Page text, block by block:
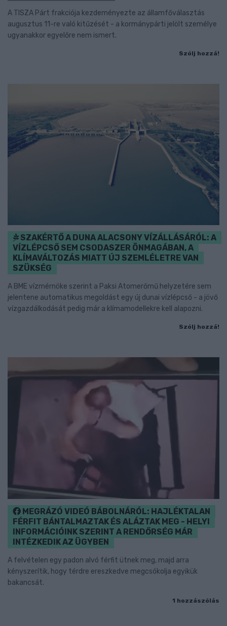
A TISZA Párt frakciója kezdeményezte az államfőválasztás
augusztus 11-re való kitűzését - a kormánypárti jelölt személye
ugyanakkor egyelőre nem ismert.
Szólj hozzá!
SZAKÉRTŐ A DUNA ALACSONY VÍZÁLLÁSÁRÓL: A
VÍZLÉPCSŐ SEM CSODASZER ÖNMAGÁBAN, A
KLÍMAVÁLTOZÁS MIATT ÚJ SZEMLÉLETRE VAN
SZÜKSÉG
A BME vízmérnöke szerint a Paksi Atomerőmű helyzetére sem
jelentene automatikus megoldást egy új dunai vízlépcső - a jövő
vízgazdálkodását pedig már a klímamodellekre kell alapozni.
Szólj hozzá!
MEGRÁZÓ VIDEÓ BÁBOLNÁRÓL: HAJLÉKTALAN
FÉRFIT BÁNTALMAZTAK ÉS ALÁZTAK MEG - HELYI
INFORMÁCIÓINK SZERINT A RENDŐRSÉG MÁR
INTÉZKEDIK AZ ÜGYBEN
A felvételen egy padon alvó férfit ütnek meg, majd arra
kényszerítik, hogy térdre ereszkedve megcsókolja egyikük
bakancsát.
1 hozzászólás